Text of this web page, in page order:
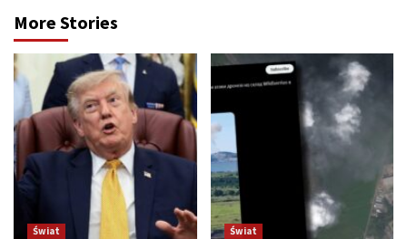
More Stories
Świat Świat